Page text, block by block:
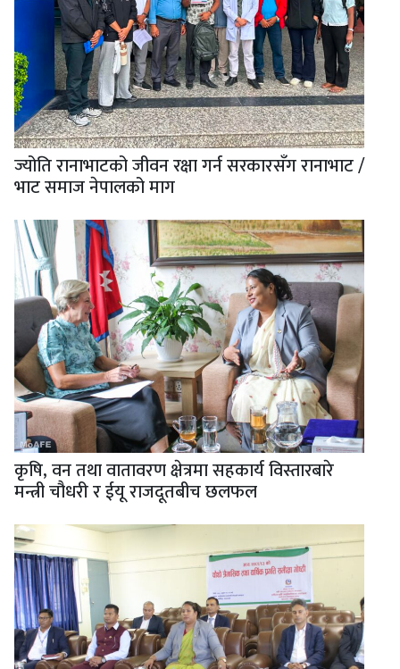
ज्योति रानाभाटको जीवन रक्षा गर्न सरकारसँग रानाभाट /
भाट समाज नेपालको माग
कृषि, वन तथा वातावरण क्षेत्रमा सहकार्य विस्तारबारे
मन्त्री चौधरी र ईयू राजदूतबीच छलफल